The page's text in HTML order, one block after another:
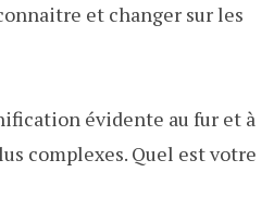
et changer sur les
évidente au fur et à
complexes. Quel est votre